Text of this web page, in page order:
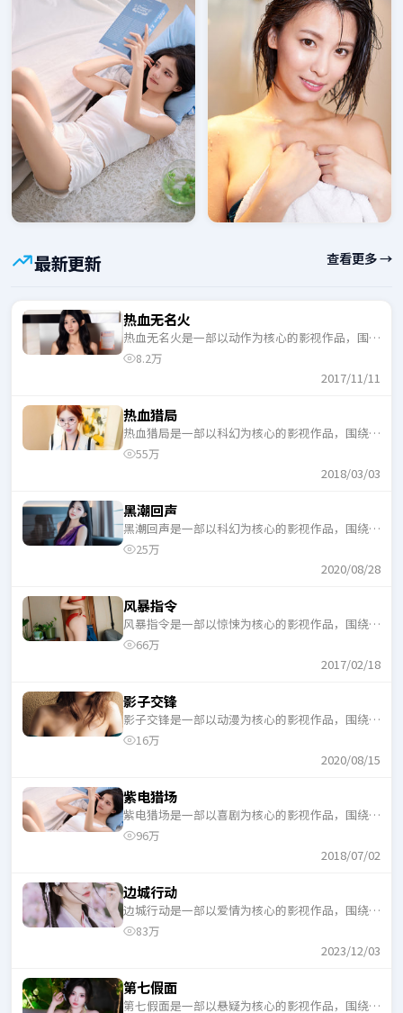
最新更新 查看更多 →
热血无名火
热血无名火是一部以动作为核心的影视作品，围绕
危机、反转与人物成长展开，整体节奏紧凑，适合
8.2万
2017/11/11
热血猎局
热血猎局是一部以科幻为核心的影视作品，围绕危
机、反转与人物成长展开，整体节奏紧凑，适合一
55万
2018/03/03
黑潮回声
黑潮回声是一部以科幻为核心的影视作品，围绕危
机、反转与人物成长展开，整体节奏紧凑，适合一
25万
2020/08/28
风暴指令
风暴指令是一部以惊悚为核心的影视作品，围绕危
机、反转与人物成长展开，整体节奏紧凑，适合一
66万
2017/02/18
影子交锋
影子交锋是一部以动漫为核心的影视作品，围绕危
机、反转与人物成长展开，整体节奏紧凑，适合一
16万
2020/08/15
紫电猎场
紫电猎场是一部以喜剧为核心的影视作品，围绕危
机、反转与人物成长展开，整体节奏紧凑，适合一
96万
2018/07/02
边城行动
边城行动是一部以爱情为核心的影视作品，围绕危
机、反转与人物成长展开，整体节奏紧凑，适合一
83万
2023/12/03
第七假面
第七假面是一部以悬疑为核心的影视作品，围绕危